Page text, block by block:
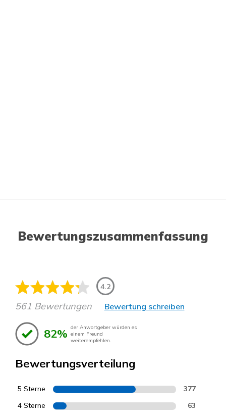
Bewertungszusammenfassung
4.2
561 Bewertungen Bewertung schreiben
82% der Anwortgeber würden es
einem Freund
weiterempfehlen.
Bewertungsverteilung
5 Sterne 377
4 Sterne 63